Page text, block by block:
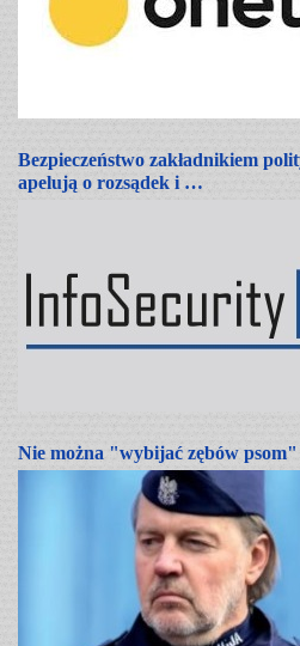
Bezpieczeństwo zakładnikiem
apelują o rozsądek i …
Nie można "wybijać zębów psom"